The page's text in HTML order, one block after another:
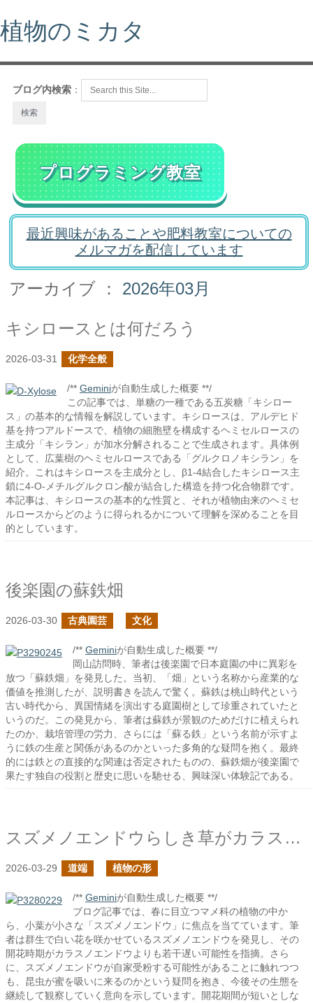
植物のミカタ
ブログ内検索 ：
プログラミング教室
最近興味があることや肥料教室についての
メルマガを配信しています
アーカイブ ： 2026年03月
キシロースとは何だろう
2026-03-31 化学全般
/** Geminiが自動生成した概要 **/
この記事では、単糖の一種である五炭糖「キシロー
ス」の基本的な情報を解説しています。キシロースは、アルデヒド
基を持つアルドースで、植物の細胞壁を構成するヘミセルロースの
主成分「キシラン」が加水分解されることで生成されます。具体例
として、広葉樹のヘミセルロースである「グルクロノキシラン」を
紹介。これはキシロースを主成分とし、β1-4結合したキシロース主
鎖に4-O-メチルグルクロン酸が結合した構造を持つ化合物群です。
本記事は、キシロースの基本的な性質と、それが植物由来のヘミセ
ルロースからどのように得られるかについて理解を深めることを目
的としています。
後楽園の蘇鉄畑
2026-03-30 古典園芸 文化
/** Geminiが自動生成した概要 **/
岡山訪問時、筆者は後楽園で日本庭園の中に異彩を
放つ「蘇鉄畑」を発見した。当初、「畑」という名称から産業的な
価値を推測したが、説明書きを読んで驚く。蘇鉄は桃山時代という
古い時代から、異国情緒を演出する庭園樹として珍重されていたと
いうのだ。この発見から、筆者は蘇鉄が景観のためだけに植えられ
たのか、栽培管理の労力、さらには「蘇る鉄」という名前が示すよ
うに鉄の生産と関係があるのかといった多角的な疑問を抱く。最終
的には鉄との直接的な関連は否定されたものの、蘇鉄畑が後楽園で
果たす独自の役割と歴史に思いを馳せる、興味深い体験記である。
スズメノエンドウらしき草がカラスノエンドウよりも若干遅く開花していた
2026-03-29 道端 植物の形
/** Geminiが自動生成した概要 **/
ブログ記事では、春に目立つマメ科の植物の中か
ら、小葉が小さな「スズメノエンドウ」に焦点を当てています。筆
者は群生で白い花を咲かせているスズメノエンドウを発見し、その
開花時期がカラスノエンドウよりも若干遅い可能性を指摘。さら
に、スズメノエンドウが自家受粉する可能性があることに触れつつ
も、昆虫が蜜を吸いに来るのかという疑問を抱き、今後その生態を
継続して観察していく意向を示しています。開花期間が短いとしな